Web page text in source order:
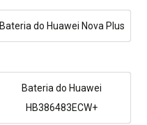
Bateria do Huawei Nova Plus
Bateria do Huawei
HB386483ECW+